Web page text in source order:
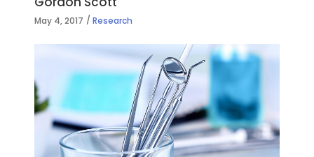
May 4, 2017 Research